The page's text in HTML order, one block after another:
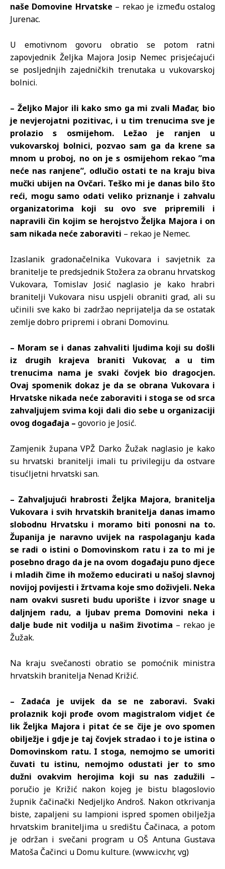
naše Domovine Hrvatske – rekao je između ostalog
Jurenac.
U emotivnom govoru obratio se potom ratni
zapovjednik Željka Majora Josip Nemec prisjećajući
se posljednjih zajedničkih trenutaka u vukovarskoj
bolnici.
– Željko Major ili kako smo ga mi zvali Mađar, bio
je nevjerojatni pozitivac, i u tim trenucima sve je
prolazio s osmijehom. Ležao je ranjen u
vukovarskoj bolnici, pozvao sam ga da krene sa
mnom u proboj, no on je s osmijehom rekao ”ma
neće nas ranjene”, odlučio ostati te na kraju biva
mučki ubijen na Ovčari. Teško mi je danas bilo što
reći, mogu samo odati veliko priznanje i zahvalu
organizatorima koji su ovo sve pripremili i
napravili čin kojim se herojstvo Željka Majora i on
sam nikada neće zaboraviti – rekao je Nemec.
Izaslanik gradonačelnika Vukovara i savjetnik za
branitelje te predsjednik Stožera za obranu hrvatskog
Vukovara, Tomislav Josić naglasio je kako hrabri
branitelji Vukovara nisu uspjeli obraniti grad, ali su
učinili sve kako bi zadržao neprijatelja da se ostatak
zemlje dobro pripremi i obrani Domovinu.
– Moram se i danas zahvaliti ljudima koji su došli
iz drugih krajeva braniti Vukovar, a u tim
trenucima nama je svaki čovjek bio dragocjen.
Ovaj spomenik dokaz je da se obrana Vukovara i
Hrvatske nikada neće zaboraviti i stoga se od srca
zahvaljujem svima koji dali dio sebe u organizaciji
ovog događaja – govorio je Josić.
Zamjenik župana VPŽ Darko Žužak naglasio je kako
su hrvatski branitelji imali tu privilegiju da ostvare
tisućljetni hrvatski san.
– Zahvaljujući hrabrosti Željka Majora, branitelja
Vukovara i svih hrvatskih branitelja danas imamo
slobodnu Hrvatsku i moramo biti ponosni na to.
Županija je naravno uvijek na raspolaganju kada
se radi o istini o Domovinskom ratu i za to mi je
posebno drago da je na ovom događaju puno djece
i mladih čime ih možemo educirati u našoj slavnoj
novijoj povijesti i žrtvama koje smo doživjeli. Neka
nam ovakvi susreti budu uporište i izvor snage u
daljnjem radu, a ljubav prema Domovini neka i
dalje bude nit vodilja u našim životima – rekao je
Žužak.
Na kraju svečanosti obratio se pomoćnik ministra
hrvatskih branitelja Nenad Križić.
– Zadaća je uvijek da se ne zaboravi. Svaki
prolaznik koji prođe ovom magistralom vidjet će
lik Željka Majora i pitat će se čije je ovo spomen
obilježje i gdje je taj čovjek stradao i to je istina o
Domovinskom ratu. I stoga, nemojmo se umoriti
čuvati tu istinu, nemojmo odustati jer to smo
dužni ovakvim herojima koji su nas zadužili –
poručio je Križić nakon kojeg je bistu blagoslovio
župnik čačinački Nedjeljko Androš. Nakon otkrivanja
biste, zapaljeni su lampioni ispred spomen obilježja
hrvatskim braniteljima u središtu Čačinaca, a potom
je održan i svečani program u OŠ Antuna Gustava
Matoša Čačinci u Domu kulture. (www.icv.hr, vg)